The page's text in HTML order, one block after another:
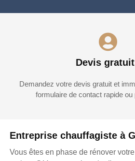
Entreprise chauffagiste à
Vous êtes en phase de rénover
Devis
Demandez votre devis gratuit et
formulaire de contact rapide ou